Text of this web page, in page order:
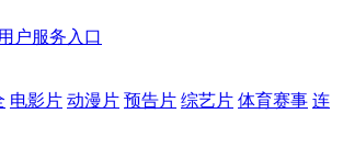
电影片 动漫片 预告片 综艺片 体育赛事 连